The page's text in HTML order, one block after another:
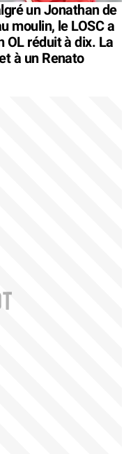
un Jonathan de
moulin, le LOSC a
OL réduit à dix. La
à un Renato